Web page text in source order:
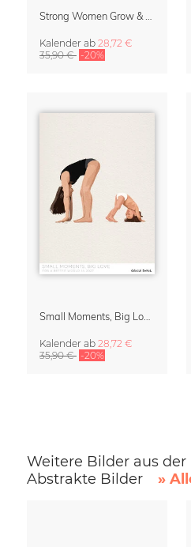
Kalender ab 28,72 €
35,90 € -20%
Kalender ab 28,72 €
35,90 € -20%
Weitere Bilder aus der
Abstrakte Bilder
»